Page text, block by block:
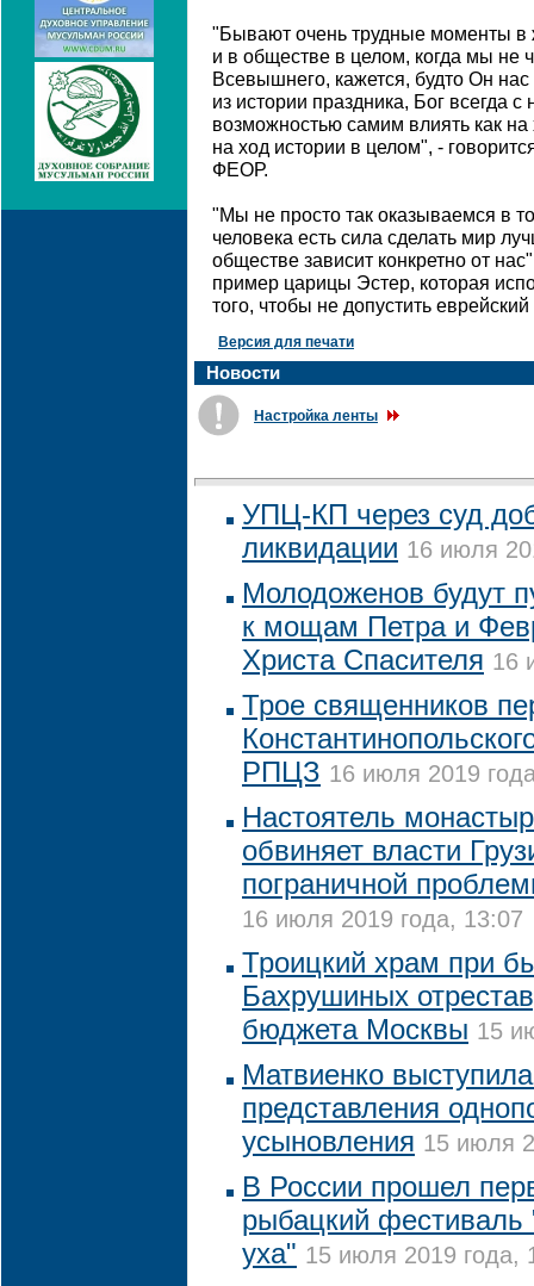
"Бывают очень трудные моменты в
и в обществе в целом, когда мы не
Всевышнего, кажется, будто Он
из истории праздника, Бог всегда
возможностью самим влиять как на
на ход истории в целом", -
ФЕОР.
"Мы не просто так оказываемся в
человека есть сила сделать мир
обществе зависит конкретно от
пример царицы Эстер, которая
того, чтобы не допустить
Версия для печати
Новости
Настройка ленты
УПЦ-КП через суд
ликвидации 16 июля
Молодоженов будут
к мощам Петра и
Христа Спасителя 16
Трое священников
РПЦЗ 16 июля 2019
Настоятель
обвиняет власти
пограничной
16 июля 2019 года, 13:07
Троицкий храм при
Бахрушиных
бюджета Москвы 15
Матвиенко
представления
усыновления 15 июля
В России прошел
рыбацкий фестиваль
уха" 15 июля 2019 года,